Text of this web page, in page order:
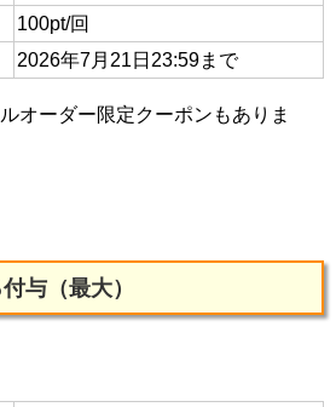
100pt/回
2026年7月21日23:59まで
オーダー限定クーポンもありま
与（最大）